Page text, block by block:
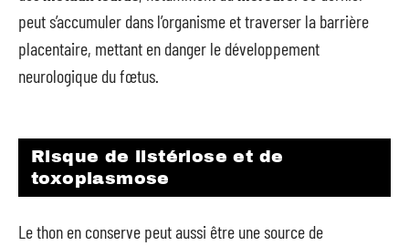
peut s’accumuler dans l’organisme et traverser la barrière
placentaire, mettant en danger le développement
neurologique du fœtus.
Risque de listériose et de
toxoplasmose
Le thon en conserve peut aussi être une source de